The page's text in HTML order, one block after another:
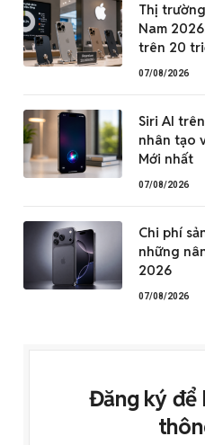
Thị
Nam
trên 20
07/08/2026
Siri AI
nhân tạo
Mới nhất
07/08/2026
Chi phí
những
2026
07/08/2026
Đăng ký để